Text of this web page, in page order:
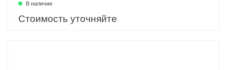
В наличии
Стоимость уточняйте